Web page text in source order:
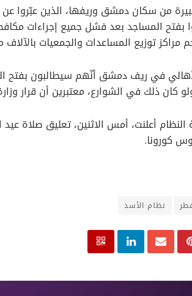
من سكان دمشق وريفها، الذين عبّروا
بفتح المساجد بعد فشل جميع إجراءات
مراكز توزيع المساعدات والجمعيات بالآلاف
في ريف دمشق أنّهم سيطالبون بفتح
ذلك في الشوارع، معتبرين أن قرار وزارة
أعلنت، أمس الاثنين، تعليق صلاة
كورونا.
نظام الأسد